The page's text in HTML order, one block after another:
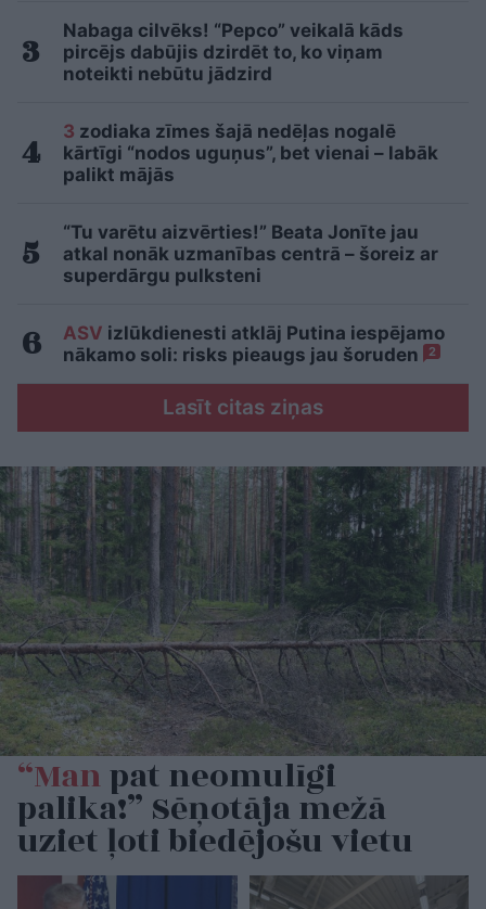
Nabaga cilvēks! “Pepco” veikalā kāds
pircējs dabūjis dzirdēt to, ko viņam
noteikti nebūtu jādzird
3 zodiaka zīmes šajā nedēļas nogalē
kārtīgi “nodos uguņus”, bet vienai – labāk
palikt mājās
“Tu varētu aizvērties!” Beata Jonīte jau
atkal nonāk uzmanības centrā – šoreiz ar
superdārgu pulksteni
ASV izlūkdienesti atklāj Putina iespējamo
nākamo soli: risks pieaugs jau šoruden
2
Lasīt citas ziņas
“Manpat neomulīgi
palika!” Sēņotāja mežā
uziet ļoti biedējošu vietu